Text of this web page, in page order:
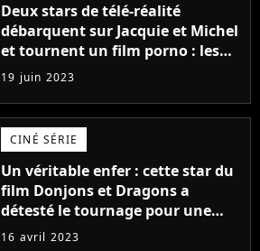
Deux stars de télé-réalité
débarquent sur Jacquie et Michel
et tournent un film porno : les
premières images du tournage
(exclu)
19 juin 2023
CINÉ SÉRIE
Un véritable enfer : cette star du
film Donjons et Dragons a
détesté le tournage pour une
raison très spéciale
16 avril 2023